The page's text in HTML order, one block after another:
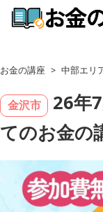
お金の講座 > 中部エリ
金沢市
26年
てのお金の